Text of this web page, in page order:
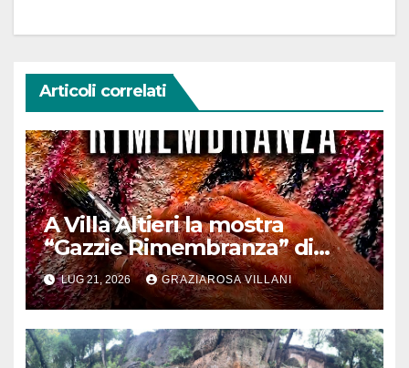
Articoli correlati
A Villa Altieri la mostra
“Gazzie Rimembranza” di
Monica Argentino
LUG 21, 2026 GRAZIAROSA VILLANI